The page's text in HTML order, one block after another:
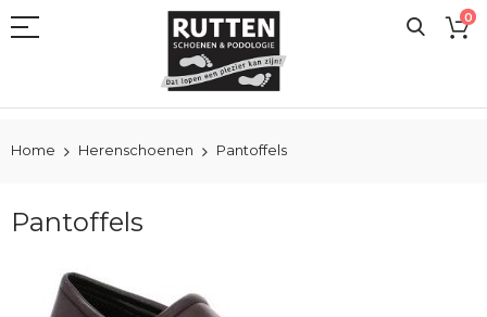
naar
0
Home Herenschoenen Pantoffels
Pantoffels